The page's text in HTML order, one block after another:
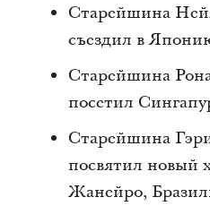
Старейшина
съездил в
Старейшина
посетил
Старейшина
посвятил новый
Жанейро,